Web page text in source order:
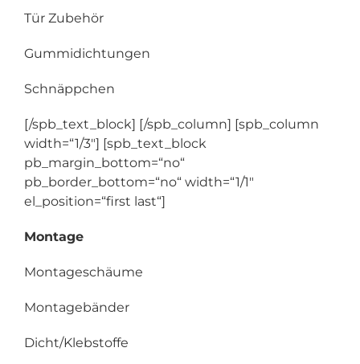
Tür Zubehör
Gummidichtungen
Schnäppchen
[/spb_text_block] [/spb_column] [spb_column
width=“1/3″] [spb_text_block
pb_margin_bottom=“no“
pb_border_bottom=“no“ width=“1/1″
el_position=“first last“]
Montage
Montageschäume
Montagebänder
Dicht/Klebstoffe